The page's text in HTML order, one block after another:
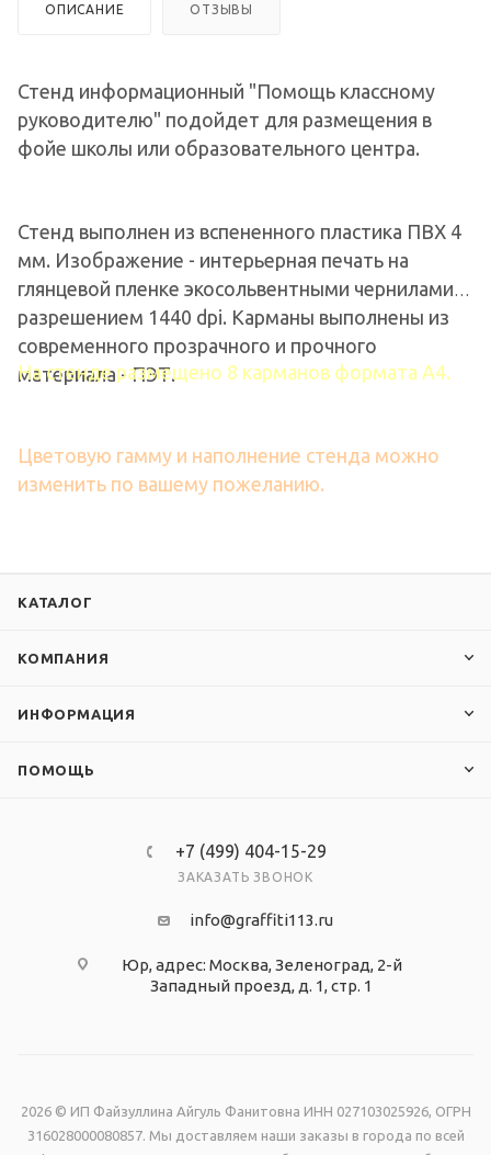
ОПИСАНИЕ ОТЗЫВЫ
Стенд информационный "Помощь классному
руководителю" подойдет для размещения в
фойе школы или образовательного центра.
Стенд выполнен из вспененного пластика ПВХ 4
мм. Изображение - интерьерная печать на
глянцевой пленке экосольвентными чернилами, с
разрешением 1440 dpi. Карманы выполнены из
современного прозрачного и прочного
материала - ПЭТ.
На стенде размещено 8 карманов формата А4.
Цветовую гамму и наполнение стенда можно
изменить по вашему пожеланию.
КАТАЛОГ
КОМПАНИЯ
ИНФОРМАЦИЯ
ПОМОЩЬ
+7 (499) 404-15-29
ЗАКАЗАТЬ ЗВОНОК
info@graffiti113.ru
Юр, адрес: Москва, Зеленоград, 2-й
Западный проезд, д. 1, стр. 1
2026 © ИП Файзуллина Айгуль Фанитовна ИНН 027103025926, ОГРН
316028000080857. Мы доставляем наши заказы в города по всей